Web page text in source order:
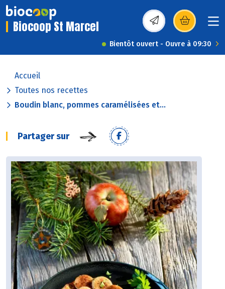
Biocoop St Marcel (s’ouvre dans une
Bientôt ouvert - Ouvre à 09:30
Accueil
Toutes nos recettes
Boudin blanc, pommes caramélisées et...
Partager sur